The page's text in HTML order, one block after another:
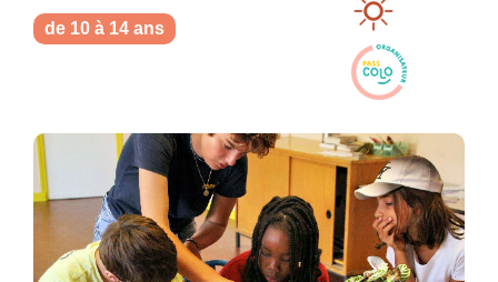
de 10 à 14 ans